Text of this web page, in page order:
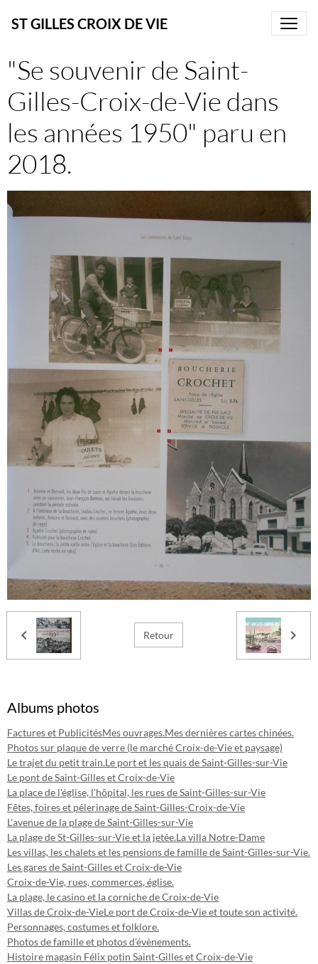
ST GILLES CROIX DE VIE
"Se souvenir de Saint-
Gilles-Croix-de-Vie dans
les années 1950" paru en
2018.
Retour
Albums photos
Factures et PublicitésMes ouvrages.Mes dernières cartes chinées.
Photos sur plaque de verre (le marché Croix-de-Vie et paysage)
Le trajet du petit train.Le port et les quais de Saint-Gilles-sur-Vie
Le pont de Saint-Gilles et Croix-de-Vie
La place de l'église, l'hôpital, les rues de Saint-Gilles-sur-Vie
Fêtes, foires et pélerinage de Saint-Gilles-Croix-de-Vie
L'avenue de la plage de Saint-Gilles-sur-Vie
La plage de St-Gilles-sur-Vie et la jetée.La villa Notre-Dame
Les villas, les chalets et les pensions de famille de Saint-Gilles-sur-Vie.
Les gares de Saint-Gilles et Croix-de-Vie
Croix-de-Vie, rues, commerces, église.
La plage, le casino et la corniche de Croix-de-Vie
Villas de Croix-de-VieLe port de Croix-de-Vie et toute son activité.
Personnages, costumes et folklore.
Photos de famille et photos d'évènements.
Histoire magasin Félix potin Saint-Gilles et Croix-de-Vie